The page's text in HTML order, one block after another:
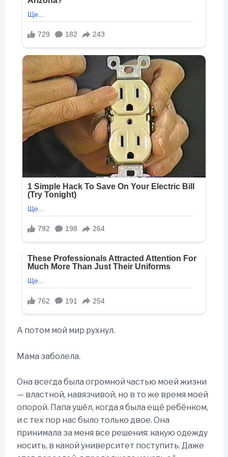
А потом мой мир рухнул.
Мама заболела.
Она всегда была огромной частью моей жизни
— властной, навязчивой, но в то же время моей
опорой. Папа ушёл, когда я была ещё ребёнком,
и с тех пор нас было только двое. Она
принимала за меня все решения: какую одежду
носить, в какой университет поступить. Даже